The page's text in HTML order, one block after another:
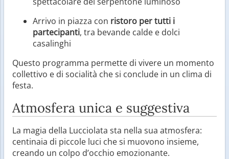
Arrivo in piazza con ristoro per tutti i
partecipanti, tra bevande calde e dolci
casalinghi
Questo programma permette di vivere un momento
collettivo e di socialità che si conclude in un clima di
festa.
Atmosfera unica e suggestiva
La magia della Lucciolata sta nella sua atmosfera:
centinaia di piccole luci che si muovono insieme,
creando un colpo d’occhio emozionante.